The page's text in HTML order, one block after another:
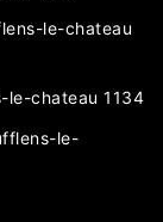
le-chateau
le-chateau 1134
le-